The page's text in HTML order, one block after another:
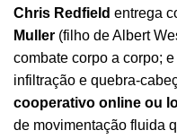
Chris Redfield entrega
Muller (filho de Albert
combate corpo a corpo;
infiltração e quebra-
cooperativo online ou
de movimentação fluida